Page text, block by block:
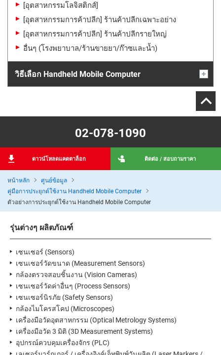
หน้าหลัก
ศูนย์ข้อมูล
คู่มือการประยุกต์ใช้งาน Handheld Mobile Computer
ตัวอย่างการประยุกต์ใช้งาน Handheld Mobile Computer
[อุตสาหกรรมโลจิสติกส์]
[อุตสาหกรรมการค้าปลีก] ร้านค้าปลีกเฉพาะอย่าง
[อุตสาหกรรมการค้าปลีก] ร้านค้าปลีกรายใหญ่
อื่นๆ (โรงพยาบาล/ร้านขายยา/ก๊าซและน้ำ)
วิธีเลือก Handheld Mobile Computer
02-078-1090
ดาวน์โหลดแคตตาล็อก ติดต่อ / สอบถามราคา
รุ่นต่างๆ ผลิตภัณฑ์
เซนเซอร์ (Sensors)
เซนเซอร์วัดขนาด (Measurement Sensors)
กล้องตรวจสอบชิ้นงาน (Vision Cameras)
เซนเซอร์วัดค่าอื่นๆ (Process Sensors)
เซนเซอร์นิรภัย (Safety Sensors)
กล้องไมโครสโคป (Microscopes)
เครื่องมือวัดอุตสาหกรรม (Optical Metrology Systems)
เครื่องมือวัด 3 มิติ (3D Measurement Systems)
อุปกรณ์ควบคุมเครื่องจักร (PLC)